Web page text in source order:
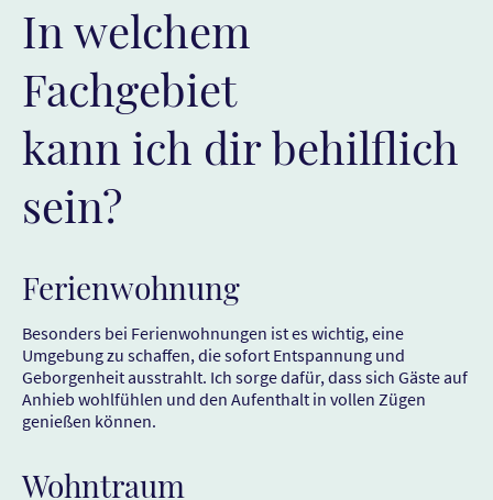
In welchem
Fachgebiet
kann ich dir behilflich
sein?
Ferienwohnung
Besonders bei Ferienwohnungen ist es wichtig, eine
Umgebung zu schaffen, die sofort Entspannung und
Geborgenheit ausstrahlt. Ich sorge dafür, dass sich Gäste auf
Anhieb wohlfühlen und den Aufenthalt in vollen Zügen
genießen können.
Wohntraum